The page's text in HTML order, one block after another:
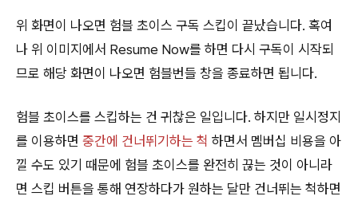
위 화면이 나오면 험블 초이스 구독 스킵이 끝났습니다. 혹여
나 위 이미지에서 Resume Now를 하면 다시 구독이 시작되
므로 해당 화면이 나오면 험블번들 창을 종료하면 됩니다.
험블 초이스를 스킵하는 건 귀찮은 일입니다. 하지만 일시정지
를 이용하면 중간에 건너뛰기하는 척 하면서 멤버십 비용을 아
낄 수도 있기 때문에 험블 초이스를 완전히 끊는 것이 아니라
면 스킵 버튼을 통해 연장하다가 원하는 달만 건너뛰는 척하면